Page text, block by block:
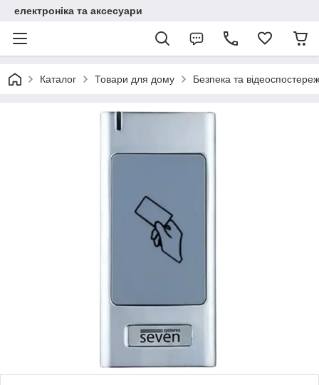
електроніка та аксесуари
Каталог Товари для дому Безпека та